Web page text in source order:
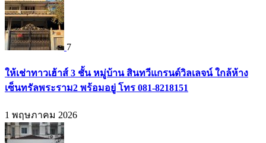
7
ให้เช่าทาวเฮ้าส์ 3 ชั้น หมู่บ้าน สินทวีแกรนด์วิลเลจน์ ใกล้ห้าง
เซ็นทรัลพระราม2 พร้อมอยู่ โทร 081-8218151
1 พฤษภาคม 2026